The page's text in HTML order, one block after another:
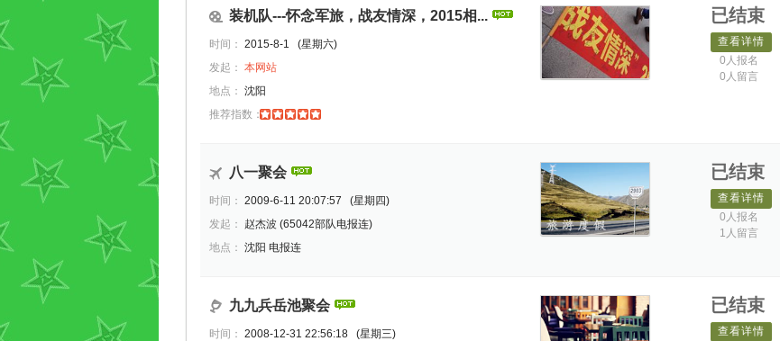
装机队---怀念军旅，战友情深，2015相...
时间： 2015-8-1 (星期六)
发起： 本网站
地点： 沈阳
推荐指数：
已结束
查看详情
0人报名
0人留言
八一聚会
时间： 2009-6-11 20:07:57 (星期四)
发起：
赵杰波 (65042部队电报连)
地点： 沈阳 电报连
已结束
查看详情
0人报名
1人留言
九九兵岳池聚会
时间： 2008-12-31 22:56:18 (星期三)
已结束
查看详情